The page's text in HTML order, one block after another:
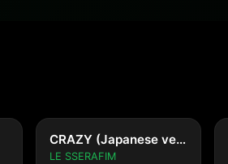
CRAZY (Japanese ver.)
LE SSERAFIM